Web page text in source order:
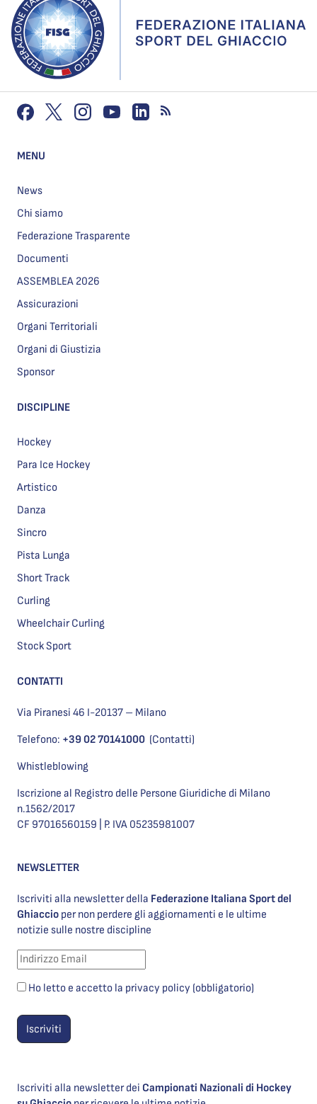
MENU
News
Chi siamo
Federazione Trasparente
Documenti
ASSEMBLEA 2026
Assicurazioni
Organi Territoriali
Organi di Giustizia
Sponsor
DISCIPLINE
Hockey
Para Ice Hockey
Artistico
Danza
Sincro
Pista Lunga
Short Track
Curling
Wheelchair Curling
Stock Sport
CONTATTI
Via Piranesi 46 I-20137 – Milano
Telefono: +39 02 70141000 (Contatti)
Whistleblowing
Iscrizione al Registro delle Persone Giuridiche di Milano
n.1562/2017
CF 97016560159 | P. IVA 05235981007
NEWSLETTER
Iscriviti alla newsletter della Federazione Italiana Sport del
Ghiaccio per non perdere gli aggiornamenti e le ultime
notizie sulle nostre discipline
Ho letto e accetto la privacy policy (obbligatorio)
Iscriviti alla newsletter dei Campionati Nazionali di Hockey